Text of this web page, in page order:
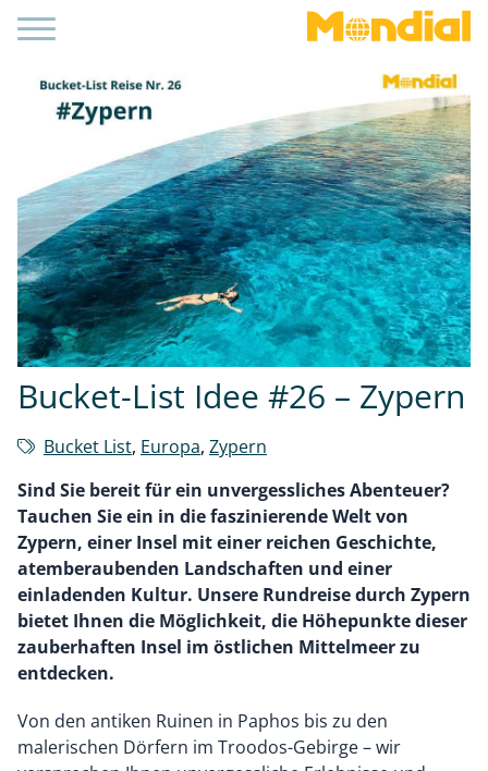
Bucket-List Idee #26 – Zypern
Bucket List, Europa, Zypern
Sind Sie bereit für ein unvergessliches Abenteuer?
Tauchen Sie ein in die faszinierende Welt von
Zypern, einer Insel mit einer reichen Geschichte,
atemberaubenden Landschaften und einer
einladenden Kultur. Unsere Rundreise durch Zypern
bietet Ihnen die Möglichkeit, die Höhepunkte dieser
zauberhaften Insel im östlichen Mittelmeer zu
entdecken.
Von den antiken Ruinen in Paphos bis zu den
malerischen Dörfern im Troodos-Gebirge – wir